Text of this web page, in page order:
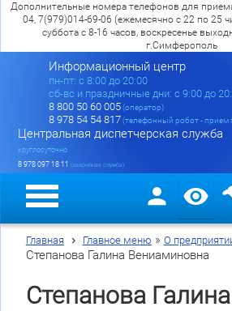
Дополнительные номера телефонов для
04, 7(979)014-69-06 (ежемесячно с 22 по 25
суббота с 8-16 часов, воскресенье
г.Симферополь
Информационный центр
пн-пт: c 8:00 до 20:00
сб-вс и праздничные дни: с 9:00 до
8 800 50 60 005(оператор)
8 978 54 54 817(телефонный робот - прием
Центральная диспетчерская служба
круглосуточно
8 978 097 18 11 (аварийная служба)
Главная Главное меню » О
Степанова Галина Вениаминовна
Степанова Галина